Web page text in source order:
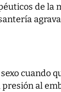
de la
cuando
al